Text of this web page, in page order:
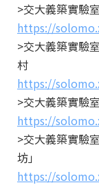
>交大義築實驗
https://
>交大義築實驗
村
https://
>交大義築實驗
https://
>交大義築實驗
坊」
https://